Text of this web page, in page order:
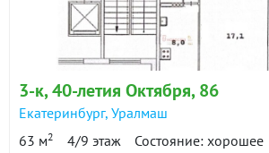
в продаже
Показать всю историю: 30 предложений →
3-к, 40-летия Октября, 86
Екатеринбург, Уралмаш
63 м2 4/9 этаж Состояние: хорошее